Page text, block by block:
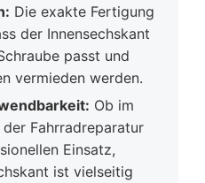
Die exakte Fertigung
der Innensechskant
passt und
vermieden werden.
Ob im
Fahrradreparatur
Einsatz,
ist vielseitig